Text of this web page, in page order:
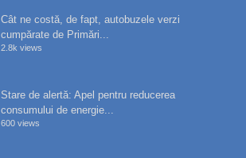
Cât ne costă, de fapt, autobuzele verzi
cumpărate de Primări...
2.8k views
Stare de alertă: Apel pentru reducerea
consumului de energie...
600 views